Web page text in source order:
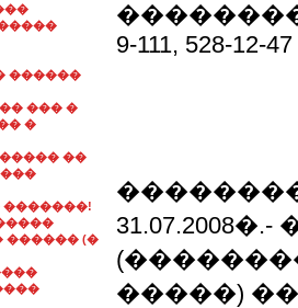
������
��� �
�
��
�������!
������ (�
9-111, 528-12-47
�����)